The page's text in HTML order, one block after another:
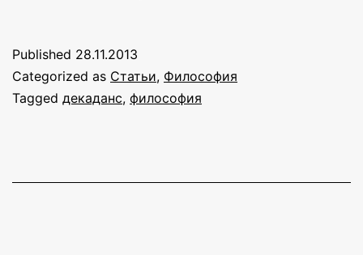
рассветом
Published 28.11.2013
Categorized as Статьи, Философия
Tagged декаданс, философия